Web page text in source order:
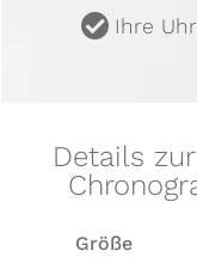
u Ihre
Details
Größe